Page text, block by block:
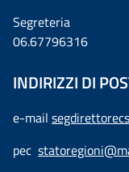
Segreteria
06.67796316
INDIRIZZI DI
e-mail
pec